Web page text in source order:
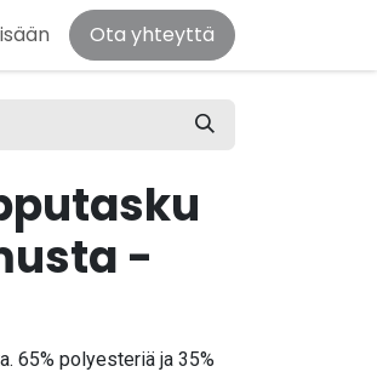
Ota yhteyttä
-
65% polyesteriä ja 35%